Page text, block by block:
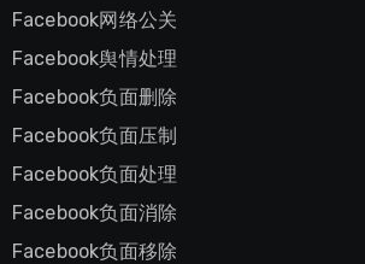
Facebook网络公关
Facebook舆情处理
Facebook负面删除
Facebook负面压制
Facebook负面处理
Facebook负面消除
Facebook负面移除